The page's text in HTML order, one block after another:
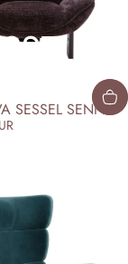
SESSEL SENNA